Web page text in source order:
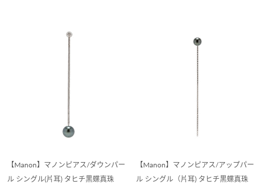
【Manon】マノンピアス/ダウンパー
ル シングル(片耳) タヒチ黒蝶真珠
【Manon】マノンピアス/アップパー
ル シングル（片耳) タヒチ黒蝶真珠